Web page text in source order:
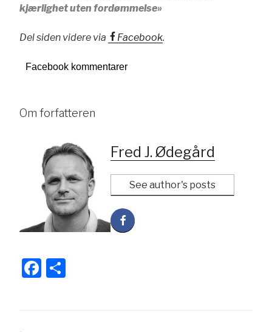
kjærlighet uten fordømmelse»
Del siden videre via Facebook.
Facebook kommentarer
Om forfatteren
Fred J. Ødegård
See author's posts
F